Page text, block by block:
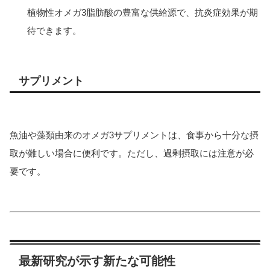
植物性オメガ3脂肪酸の豊富な供給源で、抗炎症効果が期
待できます。
サプリメント
魚油や藻類由来のオメガ3サプリメントは、食事から十分な摂
取が難しい場合に便利です。ただし、過剰摂取には注意が必
要です。
最新研究が示す新たな可能性